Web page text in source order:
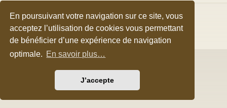
En poursuivant votre navigation sur ce site, vous
acceptez l’utilisation de cookies vous permettant
de bénéficier d’une expérience de navigation
optimale. En savoir plus…
J’accepte
Développé par
® Forum Software © phpBB Limited
Style par
Traduction française officielle© Qiaeru
Confidentialité| Conditions